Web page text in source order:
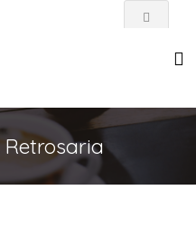
Retrosaria